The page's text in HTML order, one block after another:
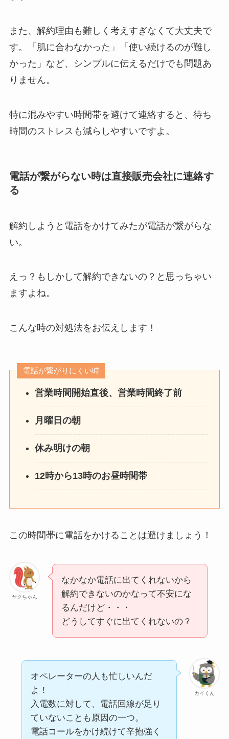
また、解約理由も難しく考えすぎなくて大丈夫で
す。「肌に合わなかった」「使い続けるのが難し
かった」など、シンプルに伝えるだけでも問題あ
りません。
特に混みやすい時間帯を避けて連絡すると、待ち
時間のストレスも減らしやすいですよ。
電話が繋がらない時は直接販売会社に連絡す
る
解約しようと電話をかけてみたが電話が繋がらな
い。
えっ？もしかして解約できないの？と思っちゃい
ますよね。
こんな時の対処法をお伝えします！
電話が繋がりにくい時
営業時間開始直後、営業時間終了前
月曜日の朝
休み明けの朝
12時から13時のお昼時間帯
この時間帯に電話をかけることは避けましょう！
ヤクちゃん
なかなか電話に出てくれないから
解約できないのかなって不安にな
るんだけど・・・
どうしてすぐに出てくれないの？
カイくん
オペレーターの人も忙しいんだ
よ！
入電数に対して、電話回線が足り
ていないことも原因の一つ。
電話コールをかけ続けて辛抱強く